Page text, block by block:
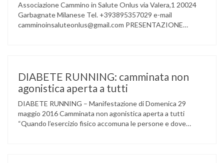
Associazione Cammino in Salute Onlus via Valera,1 20024
Garbagnate Milanese Tel. +393895357029 e-mail
camminoinsaluteonlus@gmail.com PRESENTAZIONE
gruppo musicale GROOVY LEMONS di PREGNANA
MILANESE. L’ Associazione …
DIABETE RUNNING: camminata non
agonistica aperta a tutti
DIABETE RUNNING – Manifestazione di Domenica 29
maggio 2016 Camminata non agonistica aperta a tutti
“Quando l’esercizio fisico accomuna le persone e dove